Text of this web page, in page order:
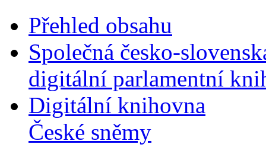
Přehled obsahu
Společná česko-
digitální parlamentní
Digitální knihovna
České sněmy